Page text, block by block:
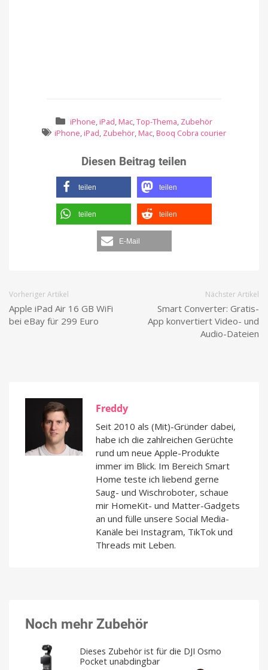
iPhone, iPad, Mac,Top-Thema, Zubehör
iPhone, iPad, Zubehör, Mac, Booq Cobra courier
Diesen Beitrag teilen
teilen teilen
teilen teilen
E-Mail
Vorheriger Artikel
Apple iPad Air 16 GB WiFi
bei eBay für 299 Euro
Nächster Artikel
Smart Converter: Gratis-
App konvertiert Video- und
Audio-Dateien
Freddy
Seit 2010 als (Mit)-Gründer dabei,
habe ich die zahlreichen Gerüchte
rund um neue Apple-Produkte
immer im Blick. Im Bereich Smart
Home teste ich liebend gerne
Saug- und Wischroboter, schaue
mir HomeKit- und Matter-Gadgets
an und fülle unsere Social Media-
Kanäle bei Instagram, TikTok und
Threads mit Leben.
Noch mehr Zubehör
Dieses Zubehör ist für die DJI Osmo
Pocket unabdingbar